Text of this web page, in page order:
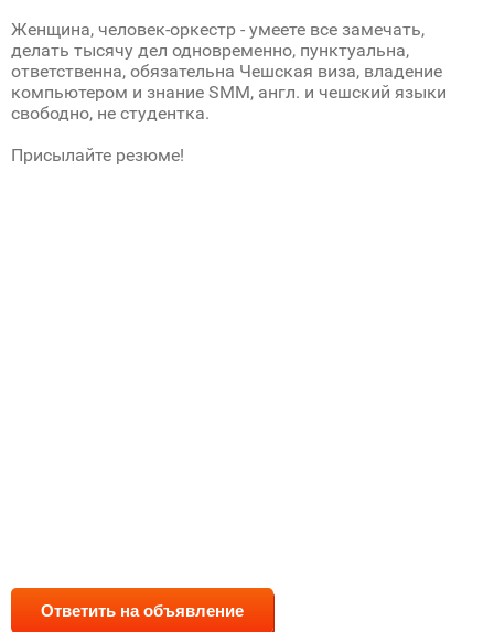
Женщина, человек-оркестр - умеете все замечать,
делать тысячу дел одновременно, пунктуальна,
ответственна, обязательна Чешская виза, владение
компьютером и знание SMM, англ. и чешский языки
свободно, не студентка.
Присылайте резюме!